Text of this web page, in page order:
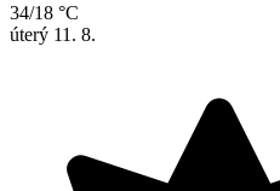
34/18 °C
úterý 11. 8.